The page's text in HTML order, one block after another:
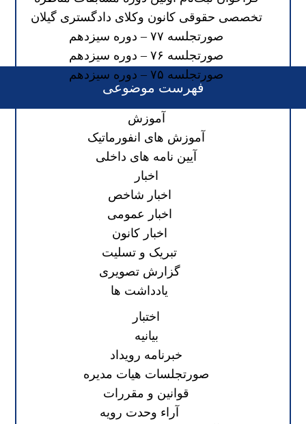
تخصصی حقوقی کانون وکلای دادگستری گیلان
صورتجلسه ۷۷ – دوره سیزدهم
صورتجلسه ۷۶ – دوره سیزدهم
صورتجلسه ۷۵ – دوره سیزدهم
فهرست موضوعی
آموزش
آموزش های انفورماتیک
آیین نامه های داخلی
اخبار
اخبار شاخص
اخبار عمومی
اخبار کانون
تبریک و تسلیت
گزارش تصویری
یادداشت ها
اختبار
بیانیه
خبرنامه رویداد
صورتجلسات هیات مدیره
قوانین و مقررات
آراء وحدت رویه